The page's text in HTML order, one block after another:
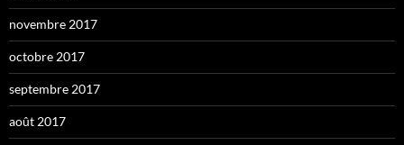
novembre 2017
octobre 2017
septembre 2017
août 2017